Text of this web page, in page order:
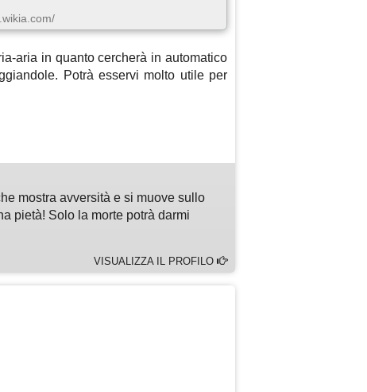
aria in quanto cercherà in automatico
Potrà esservi molto utile per
mostra avversità e si muove sullo
pietà! Solo la morte potrà darmi
VISUALIZZA IL PROFILO